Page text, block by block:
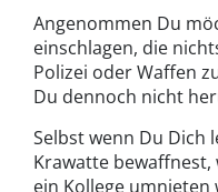
Angenommen Du
einschlagen, die
Polizei oder Waffen
Du dennoch nicht
Selbst wenn Du Dich
Krawatte
ein Kollege umnieten